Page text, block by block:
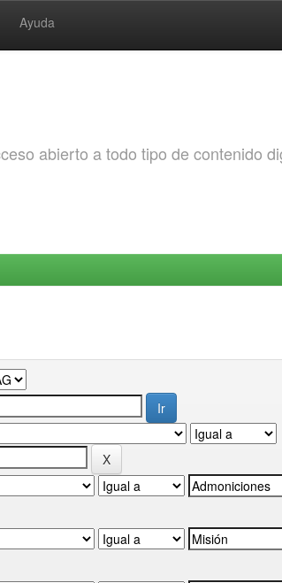
Ayuda
abierto a todo tipo de contenido